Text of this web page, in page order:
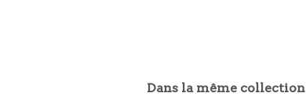
Dans la même collection